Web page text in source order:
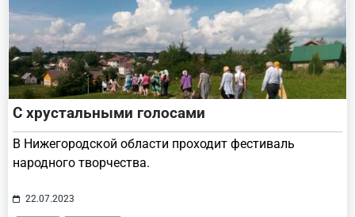
С хрустальными голосами
В Нижегородской области проходит фестиваль
народного творчества.
22.07.2023